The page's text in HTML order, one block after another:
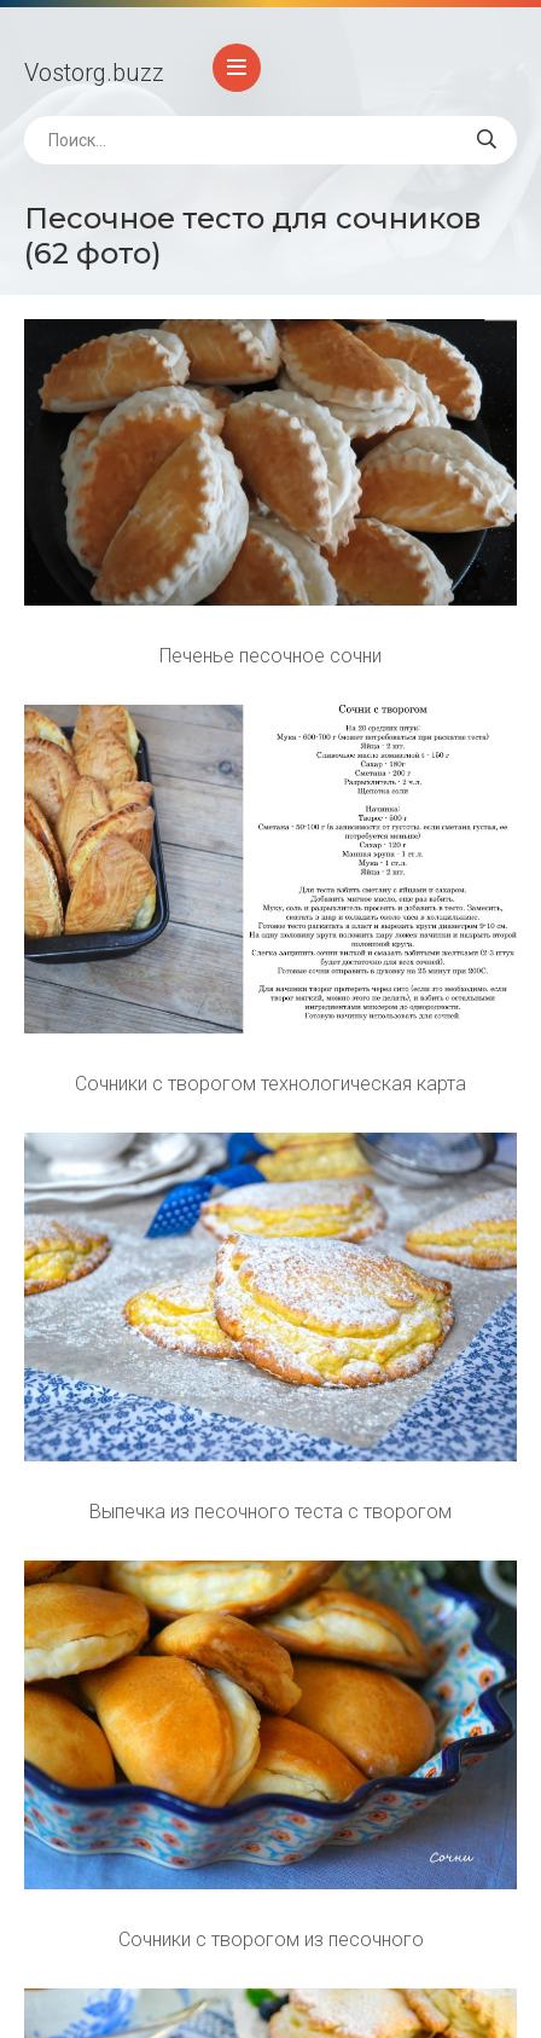
Vostorg.buzz
Песочное тесто для сочников
(62 фото)
Печенье песочное сочни
Сочники с творогом технологическая карта
Выпечка из песочного теста с творогом
Сочники с творогом из песочного